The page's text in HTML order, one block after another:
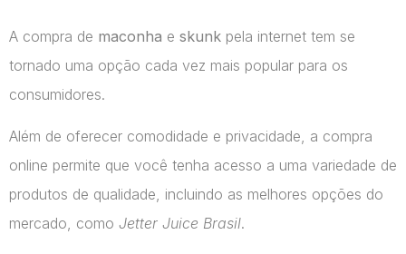
A compra de maconha e skunk pela internet tem se
tornado uma opção cada vez mais popular para os
consumidores.
Além de oferecer comodidade e privacidade, a compra
online permite que você tenha acesso a uma variedade de
produtos de qualidade, incluindo as melhores opções do
mercado, como Jetter Juice Brasil.